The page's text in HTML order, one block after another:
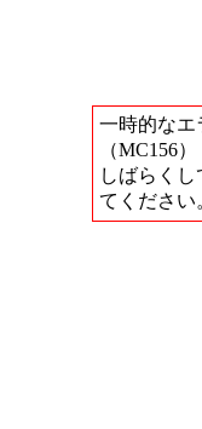
一時的なエ
（MC156）
しばらく
てください